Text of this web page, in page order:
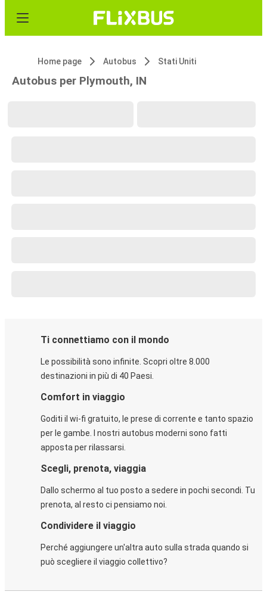
Home page Autobus Stati Uniti
Autobus per Plymouth, IN
Ti connettiamo con il mondo
Le possibilità sono infinite. Scopri oltre 8.000
destinazioni in più di 40 Paesi.
Comfort in viaggio
Goditi il wi-fi gratuito, le prese di corrente e tanto spazio
per le gambe. I nostri autobus moderni sono fatti
apposta per rilassarsi.
Scegli, prenota, viaggia
Dallo schermo al tuo posto a sedere in pochi secondi. Tu
prenota, al resto ci pensiamo noi.
Condividere il viaggio
Perché aggiungere un'altra auto sulla strada quando si
può scegliere il viaggio collettivo?